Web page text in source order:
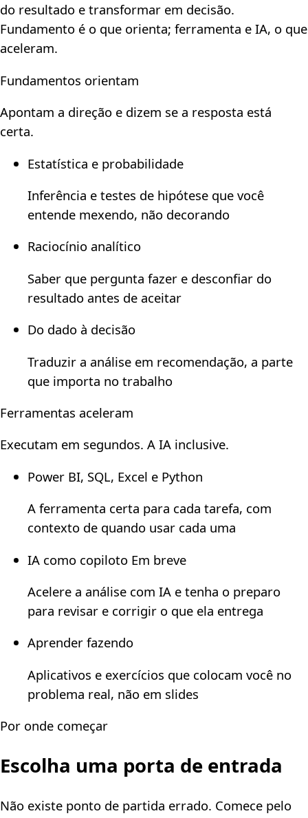
do resultado e transformar em decisão.
Fundamento é o que orienta; ferramenta e IA, o que
aceleram.
Fundamentos orientam
Apontam a direção e dizem se a resposta está
certa.
Estatística e probabilidade
Inferência e testes de hipótese que você
entende mexendo, não decorando
Raciocínio analítico
Saber que pergunta fazer e desconfiar do
resultado antes de aceitar
Do dado à decisão
Traduzir a análise em recomendação, a parte
que importa no trabalho
Ferramentas aceleram
Executam em segundos. A IA inclusive.
Power BI, SQL, Excel e Python
A ferramenta certa para cada tarefa, com
contexto de quando usar cada uma
IA como copiloto Em breve
Acelere a análise com IA e tenha o preparo
para revisar e corrigir o que ela entrega
Aprender fazendo
Aplicativos e exercícios que colocam você no
problema real, não em slides
Por onde começar
Escolha uma porta de entrada
Não existe ponto de partida errado. Comece pelo